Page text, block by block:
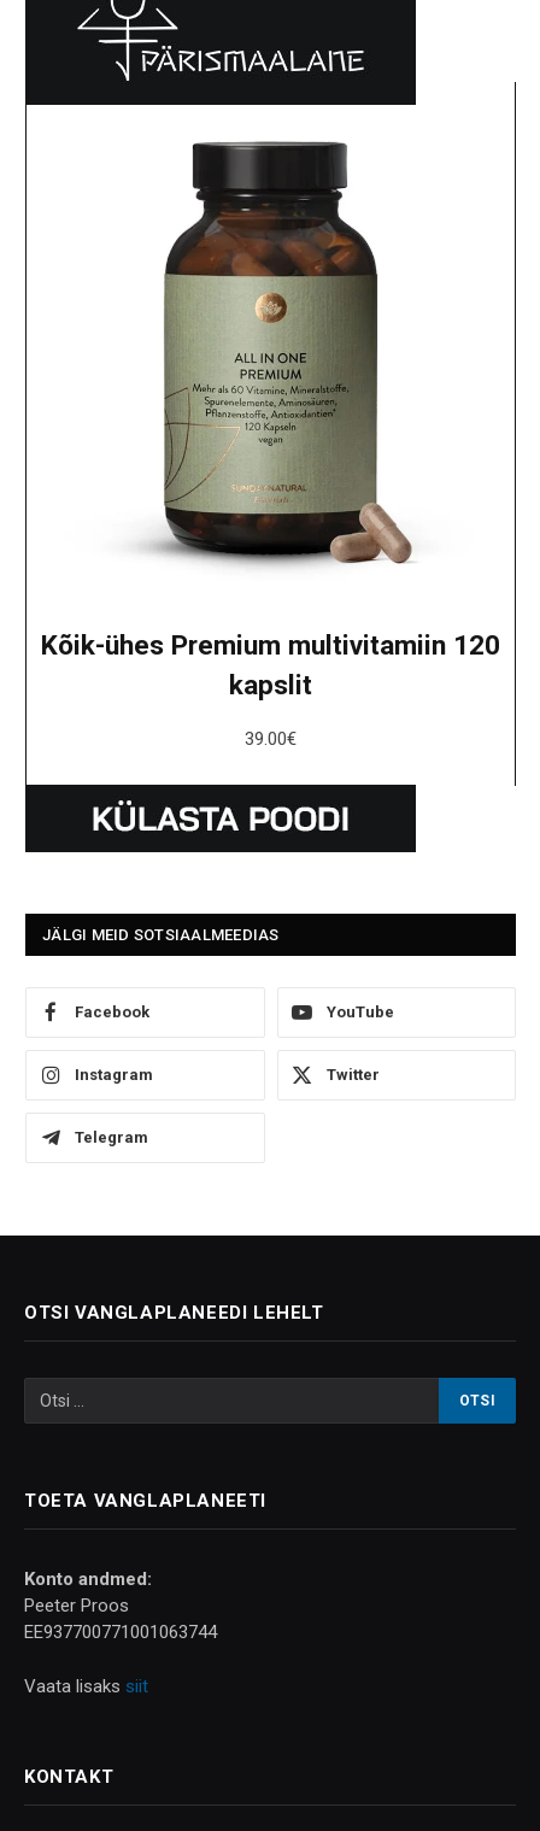
Kõik-ühes Premium multivitamiin 120
kapslit
39.00€
JÄLGI MEID SOTSIAALMEEDIAS
Facebook YouTube
Instagram Twitter
Telegram
OTSI VANGLAPLANEEDI LEHELT
TOETA VANGLAPLANEETI
Konto andmed:
Peeter Proos
EE937700771001063744
Vaata lisaks siit
KONTAKT